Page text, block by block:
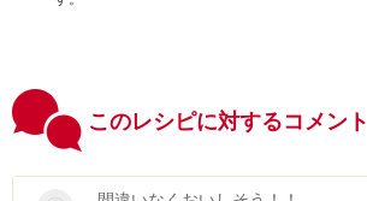
このレシピに対するコメント